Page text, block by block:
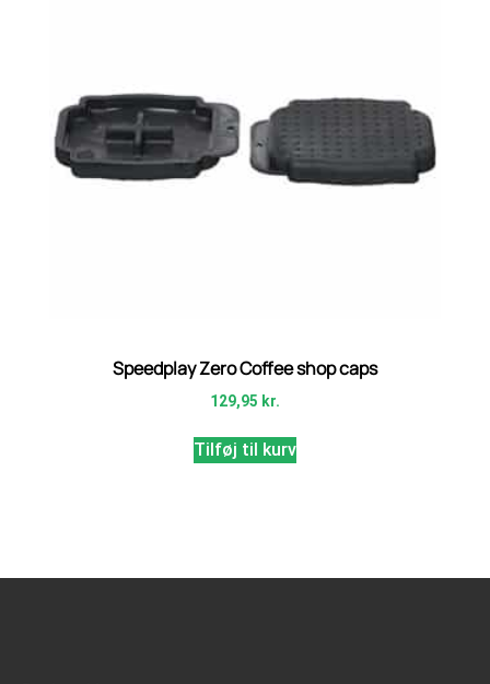
Speedplay Zero Coffee shop caps
129,95 kr.
Tilføj til kurv